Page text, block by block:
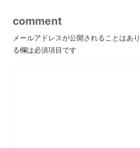
comment
メールアドレスが公開されることはあり
る欄は必須項目です